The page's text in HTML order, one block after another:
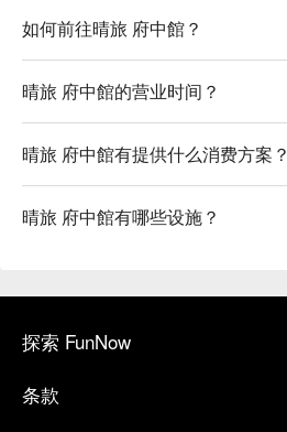
如何前往晴旅 府中館？
晴旅 府中館的营业时间？
晴旅 府中館有提供什么消费方案？
晴旅 府中館有哪些设施？
探索 FunNow
条款